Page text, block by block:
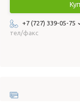
+7 (727) 339-05-75
тел/факс